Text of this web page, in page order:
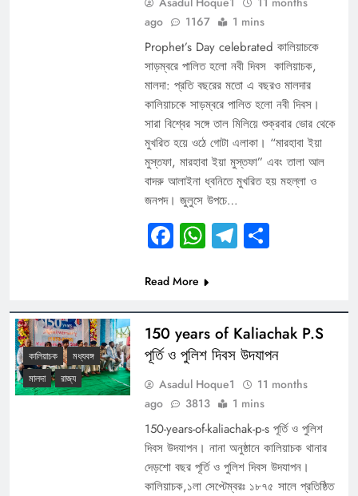
ago
1167 1 mins
Prophet’s Day celebrated কালিয়াচকে
সাড়ম্বরে পালিত হলো নবী দিবস কালিয়াচক,
মালদা: প্রতি বছরের মতো এ বছরও মালদার
কালিয়াচকে সাড়ম্বরে পালিত হলো নবী দিবস।
সারা বিশ্বের সঙ্গে তাল মিলিয়ে শুক্রবার ভোর থেকে
মুখরিত হয়ে ওঠে গোটা এলাকা। “মারহাবা ইয়া
মুস্তফা, মারহাবা ইয়া মুস্তফা” এবং তালা আল
বাদরু আলাইনা ধ্বনিতে মুখরিত হয় মহল্লা ও
জনপদ। জুলুসে উপচে…
Facebook
WhatsApp
Telegram
Share
Read More
কালিয়াচক
মধ্যবঙ্গ
মালদা
রাজ্য
150 years of Kaliachak P.S
পূর্তি ও পুলিশ দিবস উদযাপন
Asadul Hoque1
11 months
ago
3813 1 mins
150-years-of-kaliachak-p-s পূর্তি ও পুলিশ
দিবস উদযাপন। নানা অনুষ্ঠানে কালিয়াচক থানার
দেড়শো বছর পূর্তি ও পুলিশ দিবস উদযাপন।
কালিয়াচক,১লা সেপ্টেম্বরঃ ১৮৭৫ সালে প্রতিষ্ঠিত